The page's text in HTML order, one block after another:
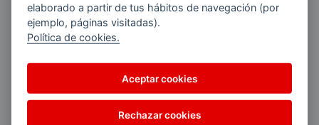
Dirección:
ITZIAR I, AP-8 PK,55 - DIRECCION
DONOSTI
ITZIAR-DEBA 20829 (Gipuzkoa)
Teléfono:
653 31 44 12
Email:
eduardojavierprieto@aviaenergias.es
43,284467, -2,32968
elaborado a partir de tus hábitos de navegación (por
ejemplo, páginas visitadas).
Política de cookies.
Aceptar cookies
Rechazar cookies